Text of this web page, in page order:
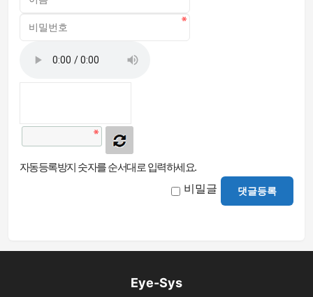
자동등록방지 숫자를 순서대로 입력하세요.
비밀글 댓글등록
Eye-Sys